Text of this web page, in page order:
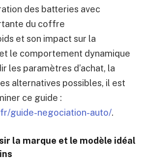
des batteries avec
du coffre
et son impact sur la
le comportement dynamique
les paramètres d’achat, la
alternatives possibles, il est
ce guide :
guide-negociation-auto/.
la marque et le modèle idéal